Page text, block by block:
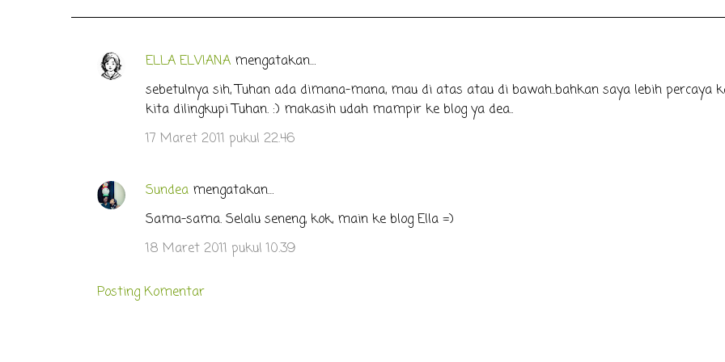
K
t
a
ELLA ELVIANAmengatakan…
sebetulnya sih, Tuhan ada dimana-mana, mau di atas atau di bawah..bahkan saya lebih percaya
kita dilingkupi Tuhan. :) makasih udah mampir ke blog ya dea..
17 Maret 2011 pukul 22.46
Sundeamengatakan…
Sama-sama. Selalu seneng, kok, main ke blog Ella =)
18 Maret 2011 pukul 10.39
Posting Komentar